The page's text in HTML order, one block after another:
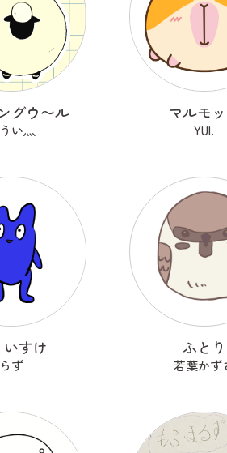
グウ〜ル
い灬
マルモ
YUI.
すけ
ず
ふとり
若葉かず